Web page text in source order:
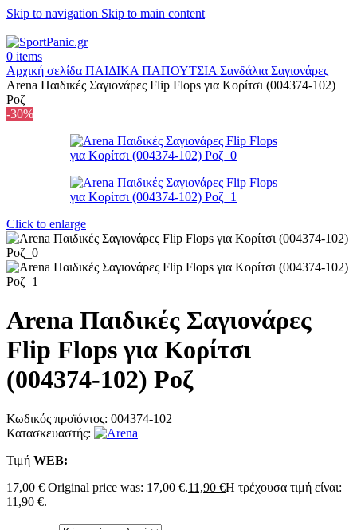
Skip to navigation Skip to main content
0 items
Αρχική σελίδα ΠΑΙΔΙΚΑ ΠΑΠΟΥΤΣΙΑ Σανδάλια Σαγιονάρες
Arena Παιδικές Σαγιονάρες Flip Flops για Κορίτσι (004374-102)
Ροζ
-30%
Click to enlarge
Arena Παιδικές Σαγιονάρες
Flip Flops για Κορίτσι
(004374-102) Ροζ
Κωδικός προϊόντος: 004374-102
Κατασκευαστής:
Τιμή WΕΒ:
17,00€ Original price was: 17,00 €.11,90 €Η τρέχουσα τιμή είναι:
11,90 €.